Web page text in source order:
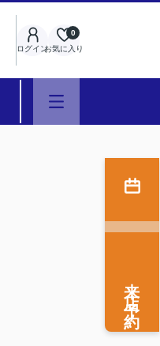
ログインお気に入り
0
来店予約